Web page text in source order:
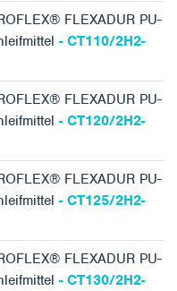
FLEXADUR PU-
- CT110/2H2-
FLEXADUR PU-
- CT120/2H2-
FLEXADUR PU-
- CT125/2H2-
FLEXADUR PU-
- CT130/2H2-